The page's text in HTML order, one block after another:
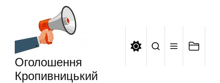
Оголошення
Кропивницький